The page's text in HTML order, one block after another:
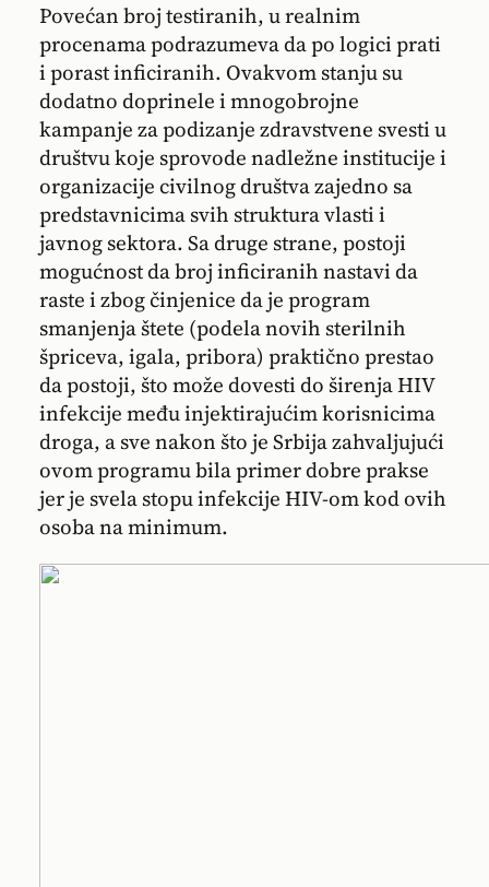
Povećan broj testiranih, u realnim
procenama podrazumeva da po logici prati
i porast inficiranih. Ovakvom stanju su
dodatno doprinele i mnogobrojne
kampanje za podizanje zdravstvene svesti u
društvu koje sprovode nadležne institucije i
organizacije civilnog društva zajedno sa
predstavnicima svih struktura vlasti i
javnog sektora. Sa druge strane, postoji
mogućnost da broj inficiranih nastavi da
raste i zbog činjenice da je program
smanjenja štete (podela novih sterilnih
špriceva, igala, pribora) praktično prestao
da postoji, što može dovesti do širenja HIV
infekcije među injektirajućim korisnicima
droga, a sve nakon što je Srbija zahvaljujući
ovom programu bila primer dobre prakse
jer je svela stopu infekcije HIV-om kod ovih
osoba na minimum.